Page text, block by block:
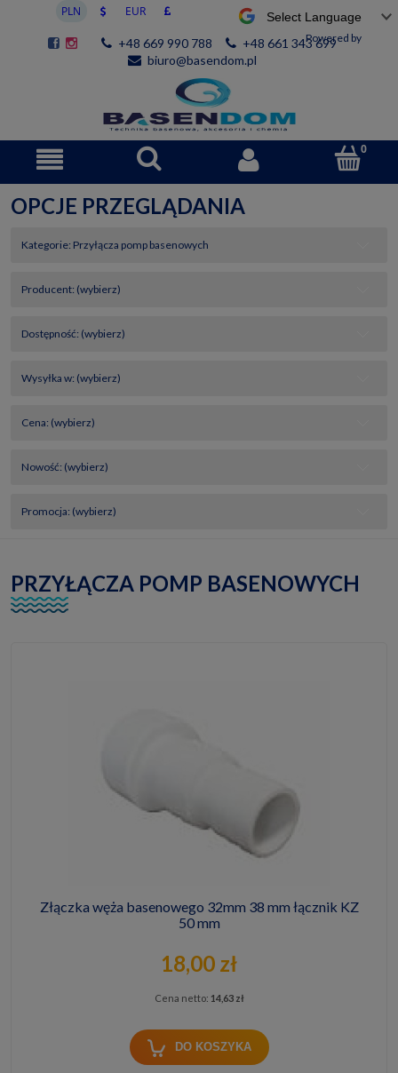
Powered by
+48 669 990 788
+48 661 343 699
biuro@basendom.pl
OPCJE PRZEGLĄDANIA
Kategorie: Przyłącza pomp basenowych
Producent: (wybierz)
Dostępność: (wybierz)
Wysyłka w: (wybierz)
Cena: (wybierz)
Nowość: (wybierz)
Promocja: (wybierz)
PRZYŁĄCZA POMP BASENOWYCH
Złączka węża basenowego 32mm 38 mm łącznik KZ
50 mm
18,00 zł
Cena netto: 14,63 zł
DO KOSZYKA